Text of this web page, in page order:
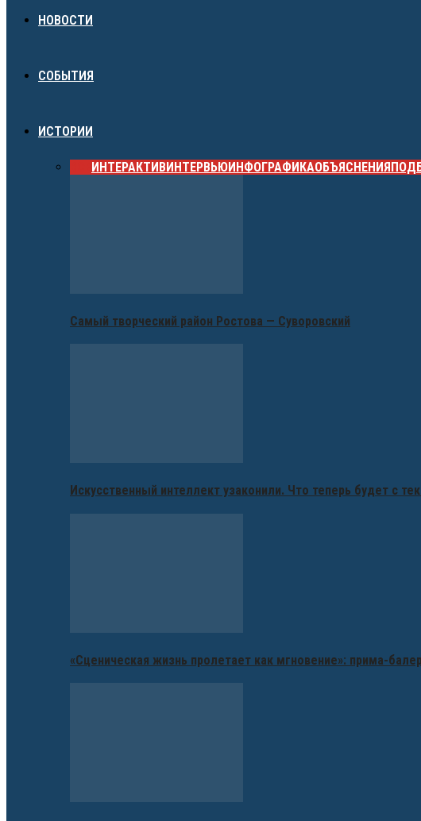
НОВОСТИ
СОБЫТИЯ
ИСТОРИИ
ИНТЕРАКТИВИНТЕРВЬЮИНФОГРАФИКАОБЪЯСНЕНИЯ
Самый творческий район Ростова — Суворовский
Искусственный интеллект узаконили. Что теперь будет с
«Сценическая жизнь пролетает как мгновение»: прима-